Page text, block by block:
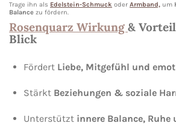
Trage ihn als Edelstein-Schmuck oder Armband, um
Balance zu fördern.
Rosenquarz Wirkung &
Blick
Fördert Liebe, Mitgefühl und
Stärkt Beziehungen & soziale
Unterstützt innere Balance,